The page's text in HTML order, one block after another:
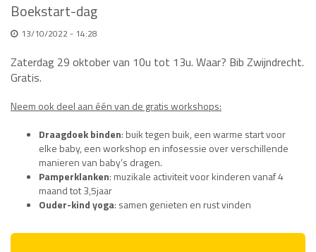
Boekstart-dag
13/10/2022 - 14:28
Zaterdag 29 oktober van 10u tot 13u. Waar? Bib Zwijndrecht.
Gratis.
Neem ook deel aan één van de gratis workshops:
Draagdoek binden: buik tegen buik, een warme start voor
elke baby, een workshop en infosessie over verschillende
manieren van baby’s dragen.
Pamperklanken: muzikale activiteit voor kinderen vanaf 4
maand tot 3,5jaar
Ouder-kind yoga: samen genieten en rust vinden